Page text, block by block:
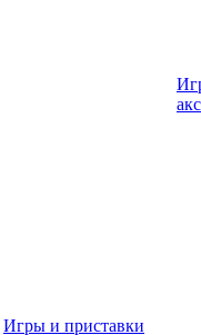
Игры и приставки